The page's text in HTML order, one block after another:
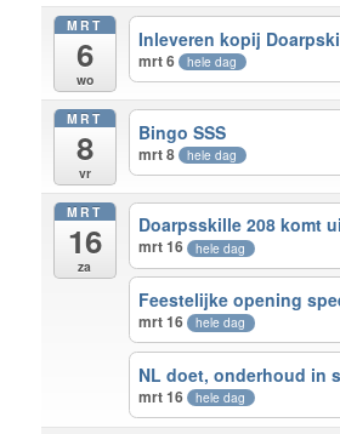
MRT
6
wo
Inleveren kopij
mrt 6 hele dag
MRT
8
vr
Bingo SSS
mrt 8 hele dag
MRT
16
za
Doarpsskille 208 komt
mrt 16 hele dag
Feestelijke opening
mrt 16 hele dag
NL doet, onderhoud in
mrt 16 hele dag